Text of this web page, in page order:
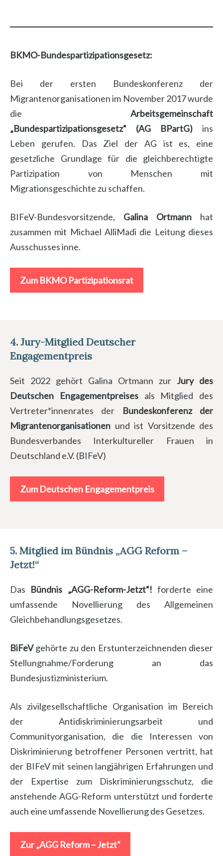
BKMO-Bundespartizipationsgesetz:
Bei der ersten Bundeskonferenz der
Migrantenorganisationen im November 2017 wurde
die Arbeitsgemeinschaft
„Bundespartizipationsgesetz“
(AG BPartG) ins
Leben gerufen. Das Ziel der AG ist es, eine
gesetzliche Grundlage für die gleichberechtigte
Partizipation von Menschen mit
Migrationsgeschichte zu schaffen.
BIFeV-Bundesvorsitzende, Galina Ortmann hat
zusammen mit Michael AlliMadi die Leitung dieses
Ausschusses inne.
Zum BKMO Partizipationsrat
4. Jury-Mitglied Deutscher
Engagementpreis
Seit 2022 gehört Galina Ortmann zur Jury des
Deutschen Engagementpreisesals Mitglied des
Vertreter*innenrates der
Bundeskonferenz der
Migrantenorganisationen und ist Vorsitzende des
Bundesverbandes Interkultureller Frauen in
Deutschland e.V. (BIFeV)
Zum Deutschen Engagementpreis
5. Mitglied im Bündnis „AGG Reform –
Jetzt!“
Das Bündnis „AGG-Reform-Jetzt“! forderte eine
umfassende Novellierung des Allgemeinen
Gleichbehandlungsgesetzes.
BiFeVgehörte zu den Erstunterzeichnenden dieser
Stellungnahme/Forderung an das
Bundesjustizministerium.
Als zivilgesellschaftliche Organisation im Bereich
der Antidiskriminierungsarbeit und
Communityorganisation, die die Interessen von
Diskriminierung betroffener Personen vertritt, hat
der BIFeV mit seinen langjährigen Erfahrungen und
der Expertise zum Diskriminierungsschutz, die
anstehende AGG-Reform unterstützt und forderte
auch eine umfassende Novellierung des Gesetzes.
Zur „AGG Reform – Jetzt“